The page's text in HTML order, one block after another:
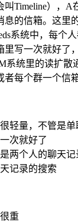
Timeline），A
息的信箱。这里
系统中，每个
里写一次就好了
系统里的读扩散
每个群一个信箱
轻量，不管是
次就好了
两个人的聊天
记录的搜索
重